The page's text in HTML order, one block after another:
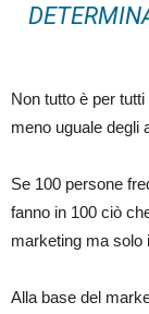
Non tutto è per
meno uguale degli
Se 100 persone
fanno in 100 ciò
marketing ma solo
Alla base del